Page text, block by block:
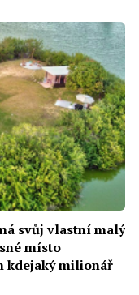
svůj vlastní malý
místo
kdejaký milionář